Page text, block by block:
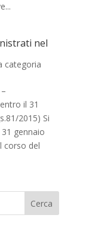
nel
categoria
il 31
2015) Si
gennaio
corso del